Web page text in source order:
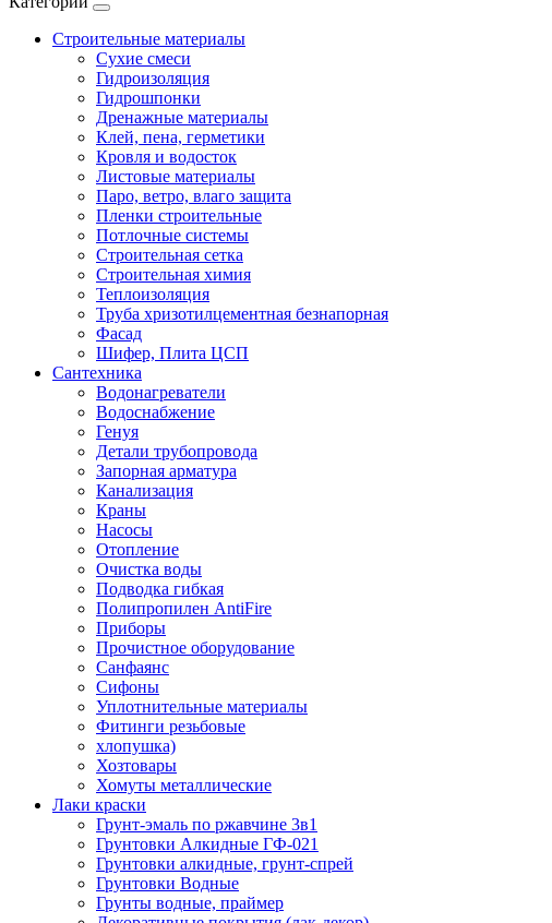
Строительные материалы
Сухие смеси
Гидроизоляция
Гидрошпонки
Дренажные материалы
Клей, пена, герметики
Кровля и водосток
Листовые материалы
Паро, ветро, влаго защита
Пленки строительные
Потлочные системы
Строительная сетка
Строительная химия
Теплоизоляция
Труба хризотилцементная безнапорная
Фасад
Шифер, Плита ЦСП
Сантехника
Водонагреватели
Водоснабжение
Генуя
Детали трубопровода
Запорная арматура
Канализация
Краны
Насосы
Отопление
Очистка воды
Подводка гибкая
Полипропилен AntiFire
Приборы
Прочистное оборудование
Санфаянс
Сифоны
Уплотнительные материалы
Фитинги резьбовые
хлопушка)
Хозтовары
Хомуты металлические
Лаки краски
Грунт-эмаль по ржавчине 3в1
Грунтовки Алкидные ГФ-021
Грунтовки алкидные, грунт-спрей
Грунтовки Водные
Грунты водные, праймер